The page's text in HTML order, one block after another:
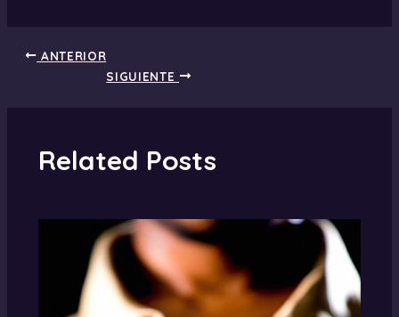
ANTERIOR
SIGUIENTE
Related Posts